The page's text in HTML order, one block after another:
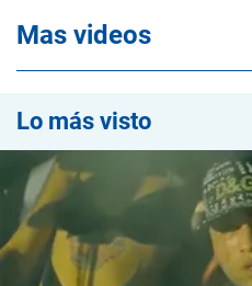
Mas videos
Lo más visto